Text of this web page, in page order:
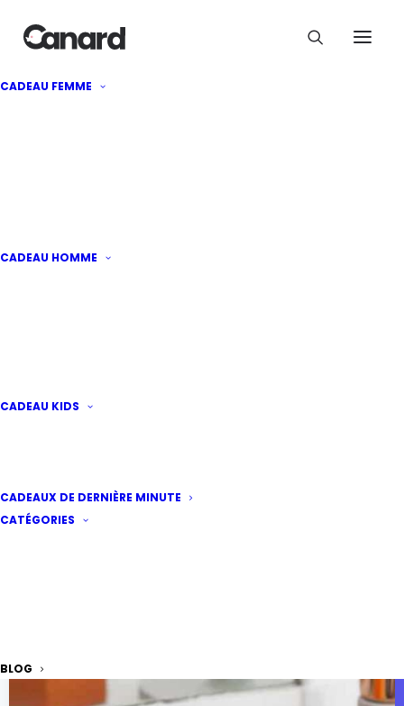
CADEAU FEMME
CADEAU HOMME
CADEAU KIDS
CADEAUX DE DERNIÈRE MINUTE
CATÉGORIES
BLOG
Jonc feuilles personnalisé